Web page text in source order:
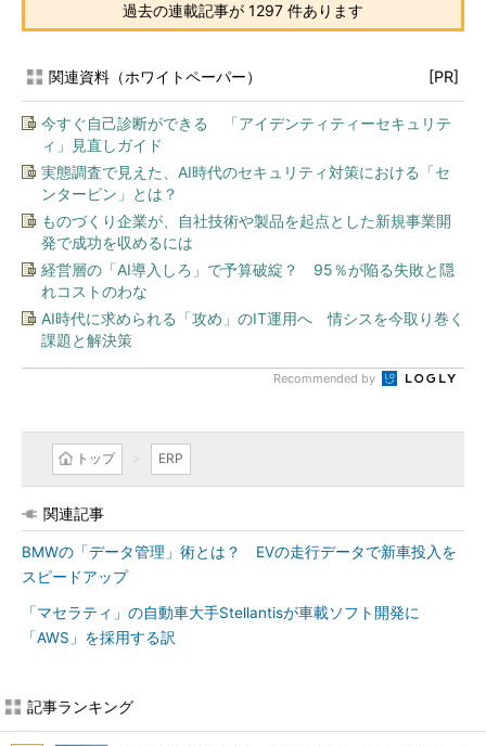
過去の連載記事が 1297 件あります
関連資料（ホワイトペーパー） [PR]
今すぐ自己診断ができる 「アイデンティティーセキュリテ
ィ」見直しガイド
実態調査で見えた、AI時代のセキュリティ対策における「セ
ンターピン」とは？
ものづくり企業が、自社技術や製品を起点とした新規事業開
発で成功を収めるには
経営層の「AI導入しろ」で予算破綻？ 95％が陥る失敗と隠
れコストのわな
AI時代に求められる「攻め」のIT運用へ 情シスを今取り巻く
課題と解決策
Recommended by
トップ ERP
関連記事
BMWの「データ管理」術とは？ EVの走行データで新車投入を
スピードアップ
「マセラティ」の自動車大手Stellantisが車載ソフト開発に
「AWS」を採用する訳
記事ランキング